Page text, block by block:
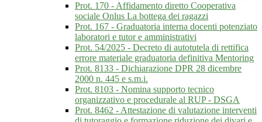
Prot. 170 - Affidamento diretto Cooperativa
sociale Onlus La bottega dei ragazzi
Prot. 167 - Graduatoria interna docenti potenziato
laboratori e tutor e amministrativi
Prot. 54/2025 - Decreto di autotutela di rettifica
errore materiale graduatoria definitiva Mentoring
Prot. 8133 - Dichiarazione DPR 28 dicembre
2000 n. 445 e s.m.i.
Prot. 8103 - Nomina supporto tecnico
organizzativo e procedurale al RUP - DSGA
Prot. 8462 - Attestazione di valutazione interventi